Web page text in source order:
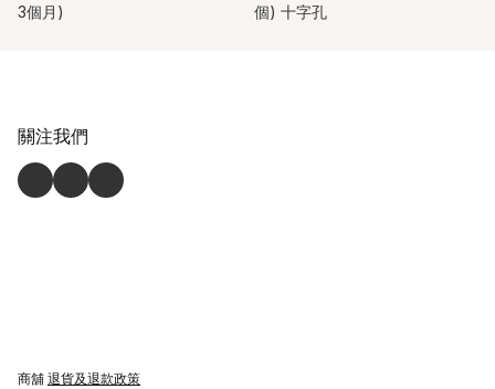
3個月)
個) 十字孔
關注我們
商舖 退貨及退款政策